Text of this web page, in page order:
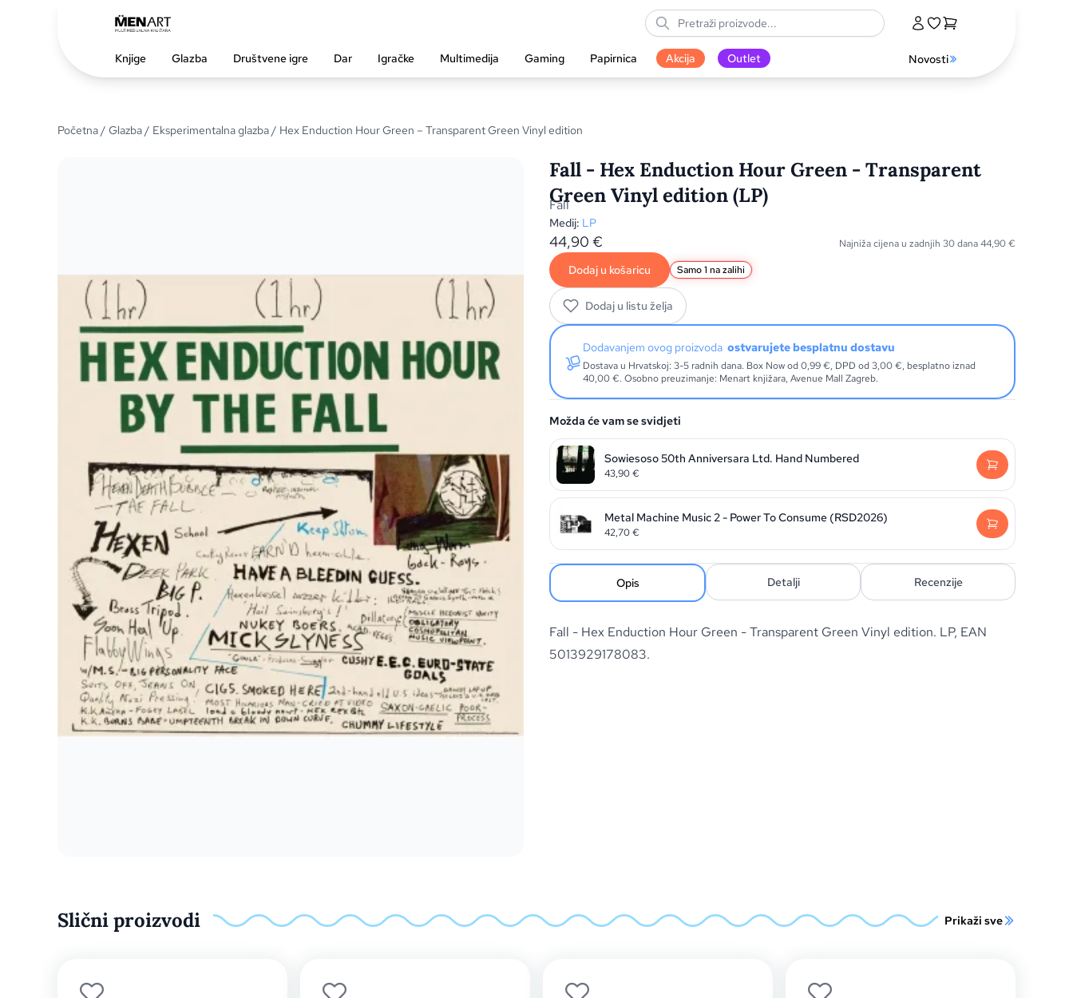
Knjige Glazba Društvene igre Dar Igračke Multimedija Gaming Papirnica Akcija Outlet Novosti
Početna/ Glazba/ Eksperimentalna glazba/ Hex Enduction Hour Green – Transparent Green Vinyl edition
Fall - Hex Enduction Hour Green - Transparent
Green Vinyl edition (LP)
Fall
Medij: LP
44,90 € Najniža cijena u zadnjih 30 dana44,90€
Dodaj u košaricu Samo 1 na zalihi
Dodaj u listu želja
Dodavanjem ovog proizvoda ostvarujete besplatnu dostavu
Dostava u Hrvatskoj: 3-5 radnih dana. Box Now od 0,99 €, DPD od 3,00 €, besplatno iznad
40,00 €. Osobno preuzimanje: Menart knjižara, Avenue Mall Zagreb.
Možda će vam se svidjeti
Sowiesoso 50th Anniversara Ltd. Hand Numbered
43,90€
Metal Machine Music 2 - Power To Consume (RSD2026)
42,70€
Opis Detalji Recenzije
Fall - Hex Enduction Hour Green - Transparent Green Vinyl edition. LP, EAN
5013929178083.
Slični proizvodi Prikaži sve